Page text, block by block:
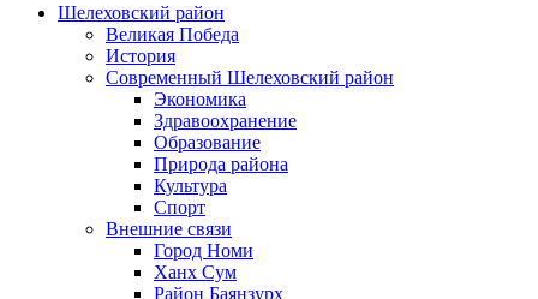
Шелеховский район
Великая Победа
История
Современный Шелеховский район
Экономика
Здравоохранение
Образование
Природа района
Культура
Спорт
Внешние связи
Город Номи
Ханх Сум
Район Баянзурх